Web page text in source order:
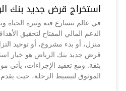
استخراج قرض جديد بنك الرياض
في عالم تتسارع فيه وتيرة الحياة
الدعم المالي المفتاح لتحقيق
منزل، أو بدء مشروع، أو توحيد
قرض جديد بنك الرياض هو خيار
بثقة. ومع تعقيد الإجراءات، يأتي
الموثوق لتبسيط الرحلة، حيث